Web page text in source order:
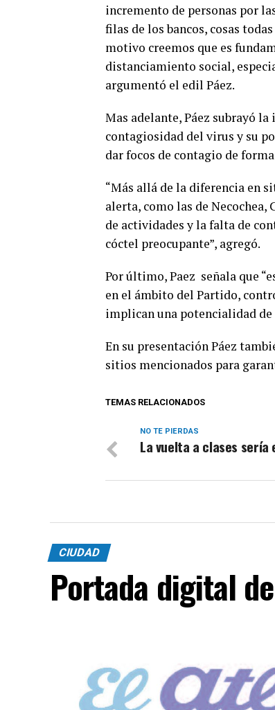
incremento de personas por
filas de los bancos, cosas
motivo creemos que es
distanciamiento social,
argumentó el edil Páez.
Mas adelante, Páez subrayó
contagiosidad del virus y su
dar focos de contagio de
“Más allá de la diferencia en
alerta, como las de
de actividades y la falta de
cóctel preocupante”, agregó.
Por último, Paez señala que
en el ámbito del Partido,
implican una potencialidad de
En su presentación Páez
sitios mencionados para
TEMAS RELACIONADOS
NO TE PIERDAS
La vuelta a clases sería
CIUDAD
Portada digital